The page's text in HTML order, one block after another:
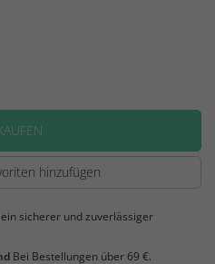
hinzufügen
sicherer und zuverlässiger
Bei Bestellungen über 69 €.